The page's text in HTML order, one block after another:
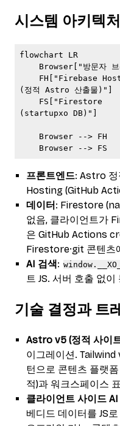
시스템 아키텍처
flowchart LR
Browser["방문자 브
FH["Firebase
(정적 Astro 산출물)"]
    FS["Firestore
(startupxo DB)"]
    Browser --> FH
    Browser --> FS
프론트엔드: Astro 정
Hosting (GitHub
데이터: Firestore
없음, 클라이언트가
은 GitHub Actions
Firestore·git 콘텐츠
AI 검색:
트 JS. 서버 호출 없이
기술 결정과 트
Astro v5 (정적 사이
이그레이션.
턴으로 콘텐츠 플랫
적)과 워크스페이스
클라이언트 사이드 AI
베디드 데이터를 JS